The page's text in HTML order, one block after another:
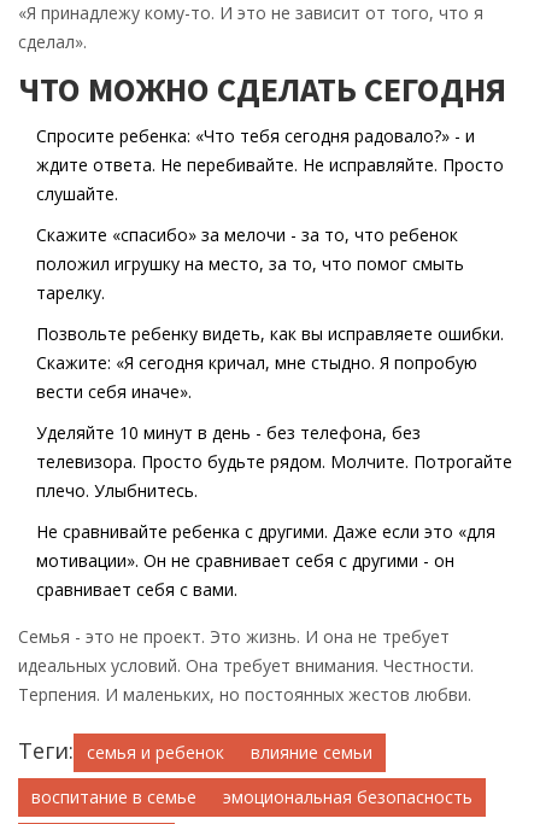
«Я принадлежу кому-то. И это не зависит от того, что я
сделал».
ЧТО МОЖНО СДЕЛАТЬ СЕГОДНЯ
Спросите ребенка: «Что тебя сегодня радовало?» - и
ждите ответа. Не перебивайте. Не исправляйте. Просто
слушайте.
Скажите «спасибо» за мелочи - за то, что ребенок
положил игрушку на место, за то, что помог смыть
тарелку.
Позвольте ребенку видеть, как вы исправляете ошибки.
Скажите: «Я сегодня кричал, мне стыдно. Я попробую
вести себя иначе».
Уделяйте 10 минут в день - без телефона, без
телевизора. Просто будьте рядом. Молчите. Потрогайте
плечо. Улыбнитесь.
Не сравнивайте ребенка с другими. Даже если это «для
мотивации». Он не сравнивает себя с другими - он
сравнивает себя с вами.
Семья - это не проект. Это жизнь. И она не требует
идеальных условий. Она требует внимания. Честности.
Терпения. И маленьких, но постоянных жестов любви.
Теги: семья и ребенок
влияние семьи
воспитание в семье
эмоциональная безопасность